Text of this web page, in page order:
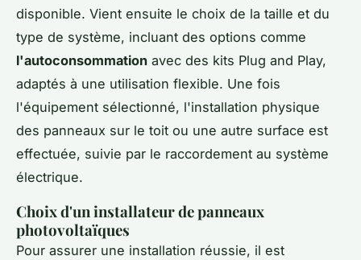
disponible. Vient ensuite le choix de la taille et du
type de système, incluant des options comme
l'autoconsommation avec des kits Plug and Play,
adaptés à une utilisation flexible. Une fois
l'équipement sélectionné, l'installation physique
des panneaux sur le toit ou une autre surface est
effectuée, suivie par le raccordement au système
électrique.
Choix d'un installateur de panneaux
photovoltaïques
Pour assurer une installation réussie, il est